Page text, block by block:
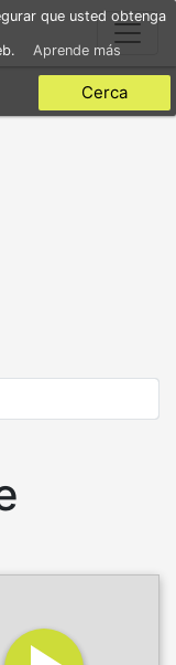
que usted obtenga
Aprende más
Cerca